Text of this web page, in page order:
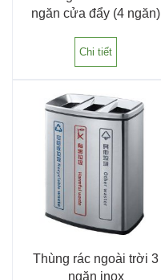
ngăn cửa đẩy (4 ngăn)
Chi tiết
Thùng rác ngoài trời 3
ngăn inox